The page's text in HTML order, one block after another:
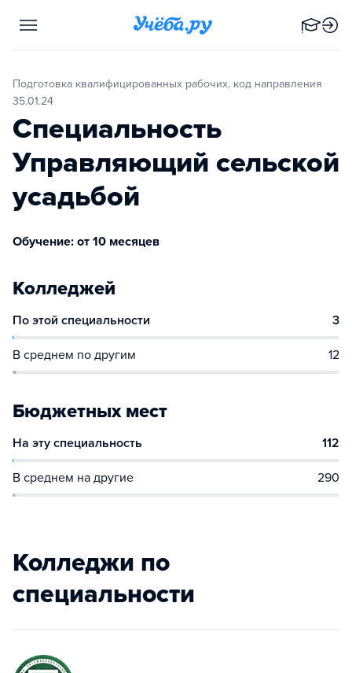
Подготовка квалифицированных рабочих, код направления
35.01.24
Специальность
Управляющий сельской
усадьбой
Обучение: от 10 месяцев
Колледжей
По этой специальности 3
В среднем по другим 12
Бюджетных мест
На эту специальность 112
В среднем на другие 290
Колледжи по
специальности